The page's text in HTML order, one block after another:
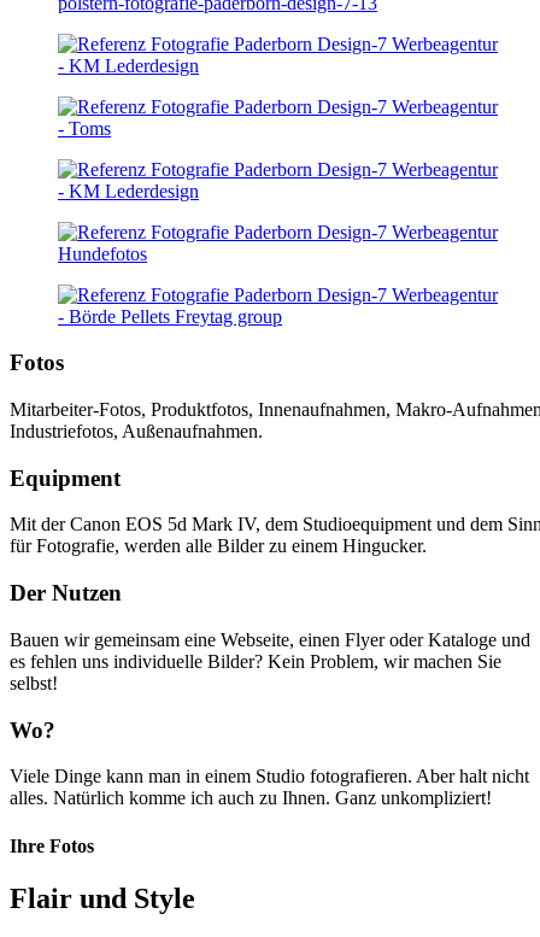
Fotos
Mitarbeiter-Fotos, Produktfotos, Innenaufnahmen, Makro-
Industriefotos, Außenaufnahmen.
Equipment
Mit der Canon EOS 5d Mark IV, dem Studioequipment und dem
für Fotografie, werden alle Bilder zu einem Hingucker.
Der Nutzen
Bauen wir gemeinsam eine Webseite, einen Flyer oder Kataloge und
es fehlen uns individuelle Bilder? Kein Problem, wir machen Sie
selbst!
Wo?
Viele Dinge kann man in einem Studio fotografieren. Aber halt nicht
alles. Natürlich komme ich auch zu Ihnen. Ganz unkompliziert!
Ihre Fotos
Flair und Style